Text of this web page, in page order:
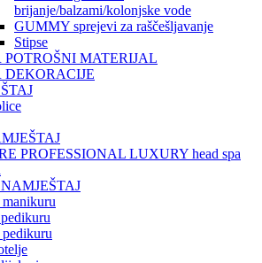
brijanje/balzami/kolonjske vode
GUMMY sprejevi za raščešljavanje
Stipse
POTROŠNI MATERIJAL
DEKORACIJE
PROFESSIONAL LUXURY head spa